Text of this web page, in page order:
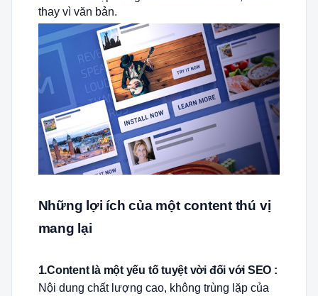
thay vì văn bản.
Những lợi ích của một content thú vị
mang lại
1.Content là một yếu tố tuyệt vời đối với SEO :
Nội dung chất lượng cao, không trùng lặp của